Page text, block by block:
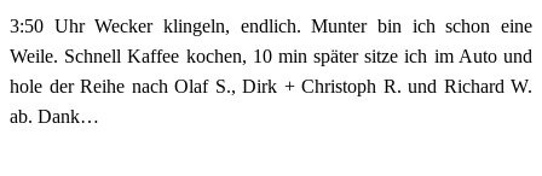
3:50 Uhr Wecker klingeln, endlich. Munter bin ich schon eine
Weile. Schnell Kaffee kochen, 10 min später sitze ich im Auto und
hole der Reihe nach Olaf S., Dirk + Christoph R. und Richard W.
ab. Dank…